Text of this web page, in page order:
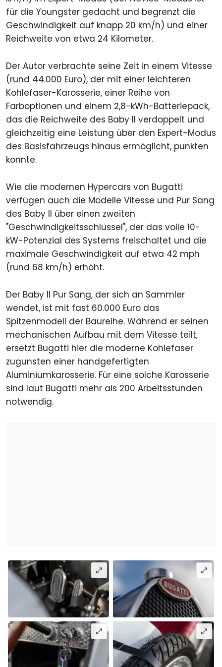
für die Youngster gedacht und begrenzt die
Geschwindigkeit auf knapp 20 km/h) und einer
Reichweite von etwa 24 Kilometer.
Der Autor verbrachte seine Zeit in einem Vitesse
(rund 44.000 Euro), der mit einer leichteren
Kohlefaser-Karosserie, einer Reihe von
Farboptionen und einem 2,8-kWh-Batteriepack,
das die Reichweite des Baby II verdoppelt und
gleichzeitig eine Leistung über den Expert-Modus
des Basisfahrzeugs hinaus ermöglicht, punkten
konnte.
Wie die modernen Hypercars von Bugatti
verfügen auch die Modelle Vitesse und Pur Sang
des Baby II über einen zweiten
"Geschwindigkeitsschlüssel", der das volle 10-
kW-Potenzial des Systems freischaltet und die
maximale Geschwindigkeit auf etwa 42 mph
(rund 68 km/h) erhöht.
Der Baby II Pur Sang, der sich an Sammler
wendet, ist mit fast 60.000 Euro das
Spitzenmodell der Baureihe. Während er seinen
mechanischen Aufbau mit dem Vitesse teilt,
ersetzt Bugatti hier die moderne Kohlefaser
zugunsten einer handgefertigten
Aluminiumkarosserie. Für eine solche Karosserie
sind laut Bugatti mehr als 200 Arbeitsstunden
notwendig.